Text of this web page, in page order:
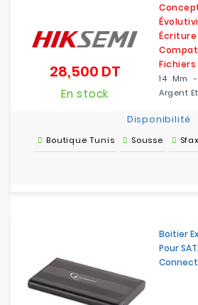
Fichiers
14 Mm
Argent
28,500 DTPrix
En stock
Disponibilité
Boutique Tunis Sousse Sfax
Boitier
Pour